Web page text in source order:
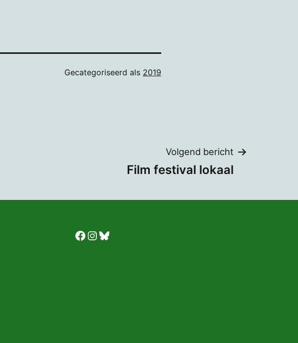
Gecategoriseerd als 2019
Volgend bericht
Film festival lokaal
Facebook
Instagram
Bluesky